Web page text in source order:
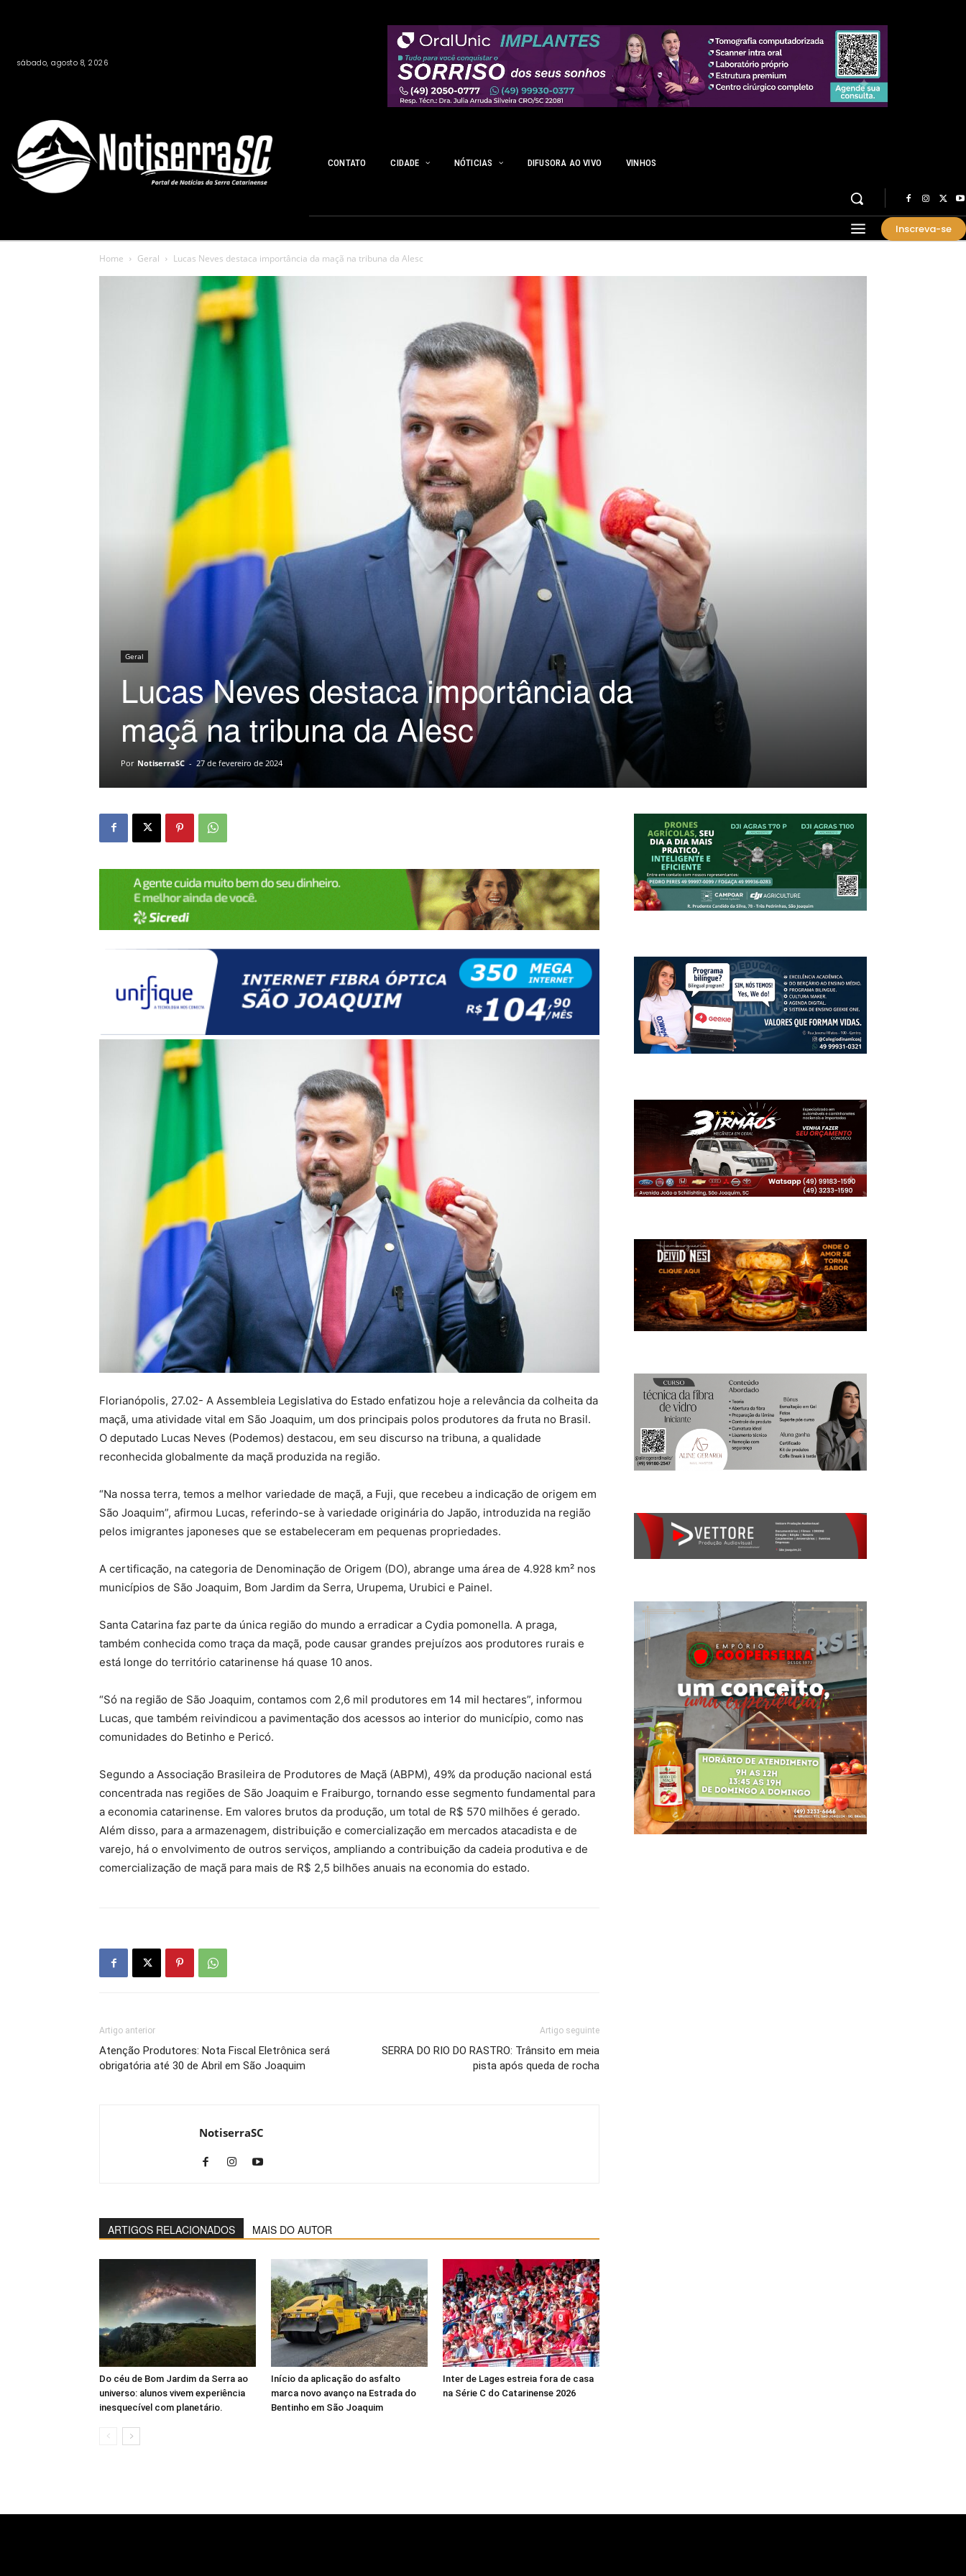
sábado, agosto 8, 2026
CONTATO CIDADE NÓTICIAS DIFUSORA AO VIVO VINHOS
Inscreva-se
Home Geral Lucas Neves destaca importância da maçã na tribuna da Alesc
Geral
Lucas Neves destaca importância da
maçã na tribuna da Alesc
Por NotiserraSC - 27 de fevereiro de 2024
Florianópolis, 27.02- A Assembleia Legislativa do Estado enfatizou hoje a relevância da colheita da
maçã, uma atividade vital em São Joaquim, um dos principais polos produtores da fruta no Brasil.
O deputado Lucas Neves (Podemos) destacou, em seu discurso na tribuna, a qualidade
reconhecida globalmente da maçã produzida na região.
“Na nossa terra, temos a melhor variedade de maçã, a Fuji, que recebeu a indicação de origem em
São Joaquim”, afirmou Lucas, referindo-se à variedade originária do Japão, introduzida na região
pelos imigrantes japoneses que se estabeleceram em pequenas propriedades.
A certificação, na categoria de Denominação de Origem (DO), abrange uma área de 4.928 km² nos
municípios de São Joaquim, Bom Jardim da Serra, Urupema, Urubici e Painel.
Santa Catarina faz parte da única região do mundo a erradicar a Cydia pomonella. A praga,
também conhecida como traça da maçã, pode causar grandes prejuízos aos produtores rurais e
está longe do território catarinense há quase 10 anos.
“Só na região de São Joaquim, contamos com 2,6 mil produtores em 14 mil hectares”, informou
Lucas, que também reivindicou a pavimentação dos acessos ao interior do município, como nas
comunidades do Betinho e Pericó.
Segundo a Associação Brasileira de Produtores de Maçã (ABPM), 49% da produção nacional está
concentrada nas regiões de São Joaquim e Fraiburgo, tornando esse segmento fundamental para
a economia catarinense. Em valores brutos da produção, um total de R$ 570 milhões é gerado.
Além disso, para a armazenagem, distribuição e comercialização em mercados atacadista e de
varejo, há o envolvimento de outros serviços, ampliando a contribuição da cadeia produtiva e de
comercialização de maçã para mais de R$ 2,5 bilhões anuais na economia do estado.
Artigo anterior
Atenção Produtores: Nota Fiscal Eletrônica será
obrigatória até 30 de Abril em São Joaquim
Artigo seguinte
SERRA DO RIO DO RASTRO: Trânsito em meia
pista após queda de rocha
NotiserraSC
ARTIGOS RELACIONADOS MAIS DO AUTOR
Do céu de Bom Jardim da Serra ao
universo: alunos vivem experiência
inesquecível com planetário.
Início da aplicação do asfalto
marca novo avanço na Estrada do
Bentinho em São Joaquim
Inter de Lages estreia fora de casa
na Série C do Catarinense 2026